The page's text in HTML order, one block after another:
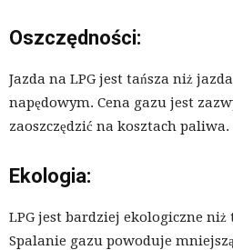
Oszczędności:
Jazda na LPG jest tańsza niż
napędowym. Cena gazu jest
zaoszczędzić na kosztach paliwa.
Ekologia:
LPG jest bardziej ekologiczne
Spalanie gazu powoduje